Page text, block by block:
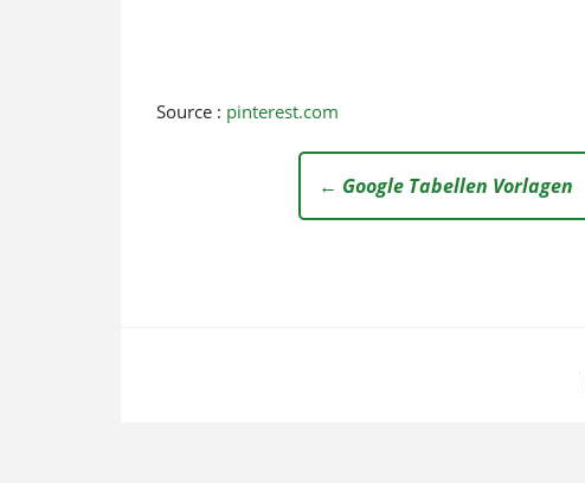
Source : pinterest.com
← Google Tabellen Vorlagen